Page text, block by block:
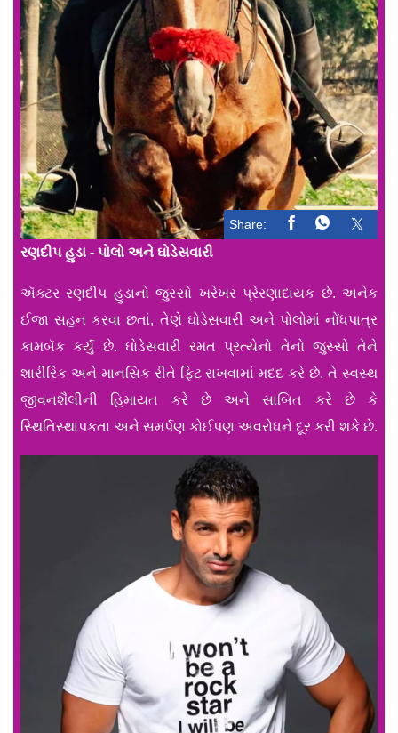
Share:
રણદીપ હુડા - પોલો અને ઘોડેસવારી
ઍક્ટર રણદીપ હુડાનો જુસ્સો ખરેખર પ્રેરણાદાયક છે. અનેક
ઈજા સહન કરવા છતાં, તેણે ઘોડેસવારી અને પોલોમાં નોંધપાત્ર
કામબૅક કર્યું છે. ઘોડેસવારી રમત પ્રત્યેનો તેનો જુસ્સો તેને
શારીરિક અને માનસિક રીતે ફિટ રાખવામાં મદદ કરે છે. તે સ્વસ્થ
જીવનશૈલીની હિમાયત કરે છે અને સાબિત કરે છે કે
સ્થિતિસ્થાપકતા અને સમર્પણ કોઈપણ અવરોધને દૂર કરી શકે છે.